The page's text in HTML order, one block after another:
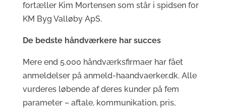
fortæller Kim Mortensen som står i spidsen for
KM Byg Valløby ApS.
De bedste håndværkere har succes
Mere end 5.000 håndværksfirmaer har fået
anmeldelser på anmeld-haandvaerker.dk. Alle
vurderes løbende af deres kunder på fem
parameter – aftale, kommunikation, pris,